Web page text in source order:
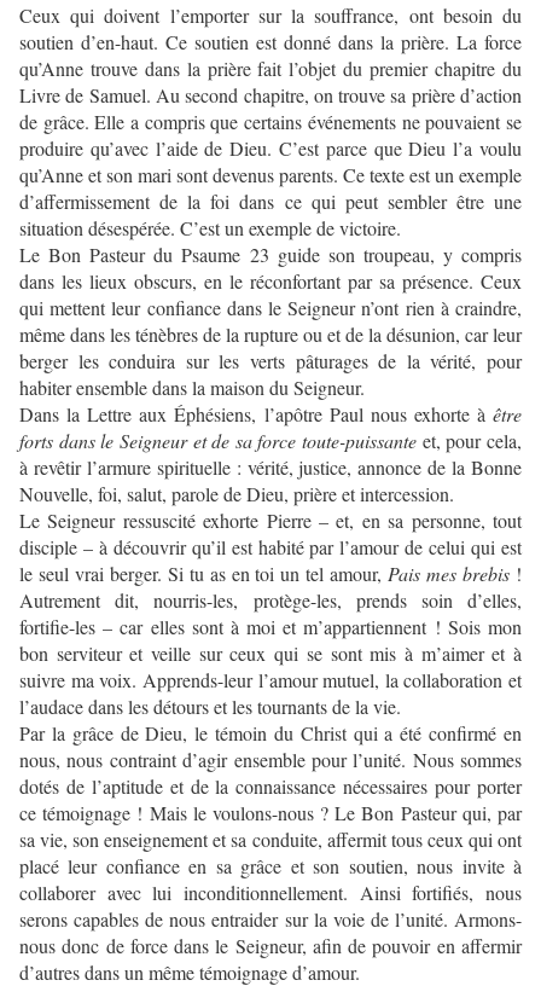
Ceux qui doivent l’emporter sur la souffrance, ont besoin du
soutien d’en-haut. Ce soutien est donné dans la prière. La force
qu’Anne trouve dans la prière fait l’objet du premier chapitre du
Livre de Samuel. Au second chapitre, on trouve sa prière d’action
de grâce. Elle a compris que certains événements ne pouvaient se
produire qu’avec l’aide de Dieu. C’est parce que Dieu l’a voulu
qu’Anne et son mari sont devenus parents. Ce texte est un exemple
d’affermissement de la foi dans ce qui peut sembler être une
situation désespérée. C’est un exemple de victoire.
Le Bon Pasteur du Psaume 23 guide son troupeau, y compris
dans les lieux obscurs, en le réconfortant par sa présence. Ceux
qui mettent leur confiance dans le Seigneur n’ont rien à craindre,
même dans les ténèbres de la rupture ou et de la désunion, car leur
berger les conduira sur les verts pâturages de la vérité, pour
habiter ensemble dans la maison du Seigneur.
Dans la Lettre aux Éphésiens, l’apôtre Paul nous exhorte à être
forts dans le Seigneur et de sa force toute-puissante et, pour cela,
à revêtir l’armure spirituelle : vérité, justice, annonce de la Bonne
Nouvelle, foi, salut, parole de Dieu, prière et intercession.
Le Seigneur ressuscité exhorte Pierre – et, en sa personne, tout
disciple – à découvrir qu’il est habité par l’amour de celui qui est
le seul vrai berger. Si tu as en toi un tel amour, Pais mes brebis !
Autrement dit, nourris-les, protège-les, prends soin d’elles,
fortifie-les – car elles sont à moi et m’appartiennent ! Sois mon
bon serviteur et veille sur ceux qui se sont mis à m’aimer et à
suivre ma voix. Apprends-leur l’amour mutuel, la collaboration et
l’audace dans les détours et les tournants de la vie.
Par la grâce de Dieu, le témoin du Christ qui a été confirmé en
nous, nous contraint d’agir ensemble pour l’unité. Nous sommes
dotés de l’aptitude et de la connaissance nécessaires pour porter
ce témoignage ! Mais le voulons-nous ? Le Bon Pasteur qui, par
sa vie, son enseignement et sa conduite, affermit tous ceux qui ont
placé leur confiance en sa grâce et son soutien, nous invite à
collaborer avec lui inconditionnellement. Ainsi fortifiés, nous
serons capables de nous entraider sur la voie de l’unité. Armons-
nous donc de force dans le Seigneur, afin de pouvoir en affermir
d’autres dans un même témoignage d’amour.